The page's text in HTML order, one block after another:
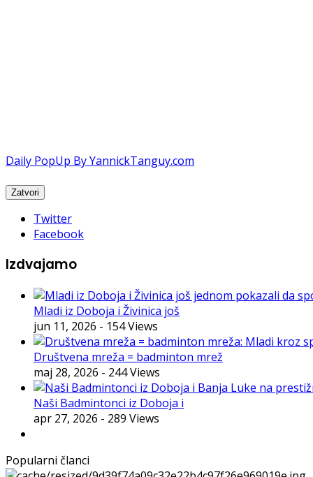
Daily PopUp By YannickTanguy.com
Twitter
Facebook
Izdvajamo
Mladi iz Doboja i Živinica još
jun 11, 2026 - 154 Views
Društvena mreža = badminton mrež
maj 28, 2026 - 244 Views
Naši Badmintonci iz Doboja i
apr 27, 2026 - 289 Views
Popularni članci